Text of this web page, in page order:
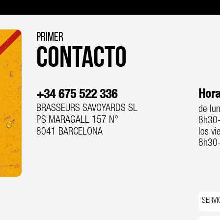
PRIMER
CONTACTO
+34 675 522 336
BRASSEURS SAVOYARDS SL
PS MARAGALL 157 N°
8041 BARCELONA
de
los